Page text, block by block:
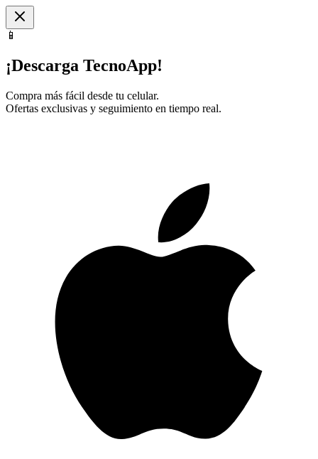
📱
¡Descarga TecnoApp!
Compra más fácil desde tu celular.
Ofertas exclusivas y seguimiento en tiempo real.